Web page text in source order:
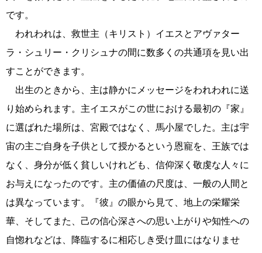
です。
われわれは、救世主（キリスト）イエスとアヴァター
ラ・シュリー・クリシュナの間に数多くの共通項を見い出
すことができます。
出生のときから、主は静かにメッセージをわれわれに送
り始められます。主イエスがこの世における最初の『家』
に選ばれた場所は、宮殿ではなく、馬小屋でした。主は宇
宙の主ご自身を子供として授かるという恩寵を、王族では
なく、身分が低く貧しいけれども、信仰深く敬虔な人々に
お与えになったのです。主の価値の尺度は、一般の人間と
は異なっています。『彼』の眼から見て、地上の栄耀栄
華、そしてまた、己の信心深さへの思い上がりや知性への
自惚れなどは、降臨するに相応しき受け皿にはなりませ